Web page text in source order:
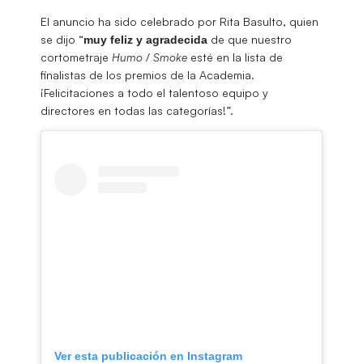
El anuncio ha sido celebrado por Rita Basulto, quien
se dijo “muy feliz y agradecida de que nuestro
cortometraje Humo / Smoke esté en la lista de
finalistas de los premios de la Academia.
¡Felicitaciones a todo el talentoso equipo y
directores en todas las categorías!”.
Ver esta publicación en Instagram